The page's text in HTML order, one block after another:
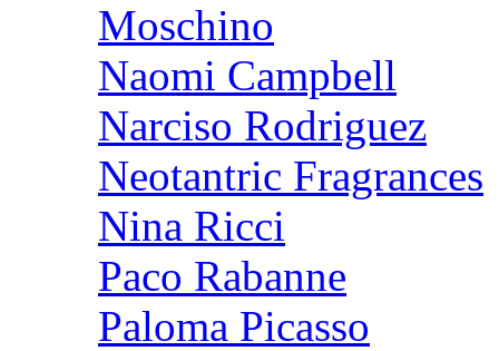
Moschino
Naomi Campbell
Narciso Rodriguez
Neotantric Fragrances
Nina Ricci
Paco Rabanne
Paloma Picasso